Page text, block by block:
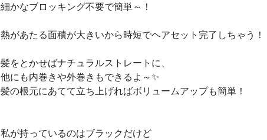
細かなブロッキング不要で簡単～！⁡
熱があたる面積が大きいから時短でヘアセット完了しちゃう！⁡
髪をとかせばナチュラルストレートに、⁡
他にも内巻きや外巻きもできるよ～✨⁡
髪の根元にあてて立ち上げればボリュームアップも簡単！⁡
私が持っているのはブラックだけど⁡